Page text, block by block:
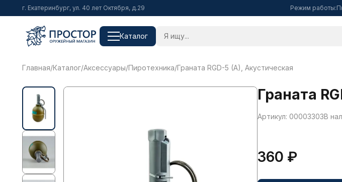
г. Екатеринбург, ул. 40 лет Октября, д.29 Режим работы:
Каталог
Главная/Каталог/Аксессуары/Пиротехника/Граната RGD-5 (A), Акустическая
Граната
Артикул: 00003303В
360 ₽